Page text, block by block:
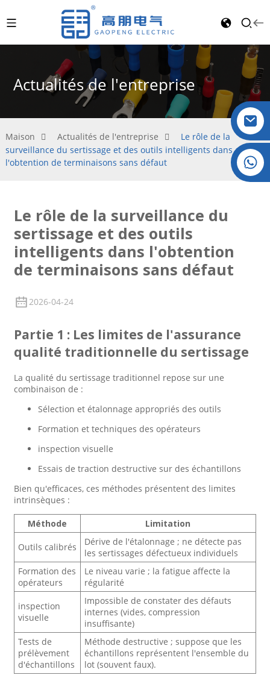
Cristal : +86 19032081821
Actualités de l'entreprise
Maison Actualités de l'entreprise
Le rôle de la
surveillance du sertissage et des outils intelligents dans
l'obtention de terminaisons sans défaut
Le rôle de la surveillance du
sertissage et des outils
intelligents dans l'obtention
de terminaisons sans défaut
2026-04-24
Partie 1 : Les limites de l'assurance
qualité traditionnelle du sertissage
La qualité du sertissage traditionnel repose sur une
combinaison de :
Sélection et étalonnage appropriés des outils
Formation et techniques des opérateurs
inspection visuelle
Essais de traction destructive sur des échantillons
Bien qu'efficaces, ces méthodes présentent des limites
intrinsèques :
Méthode Limitation
Outils calibrés
Dérive de l'étalonnage ; ne détecte pas
les sertissages défectueux individuels
Formation des
opérateurs
Le niveau varie ; la fatigue affecte la
régularité
inspection
visuelle
Impossible de constater des défauts
internes (vides, compression
insuffisante)
Tests de
prélèvement
d'échantillons
Méthode destructive ; suppose que les
échantillons représentent l'ensemble du
lot (souvent faux).